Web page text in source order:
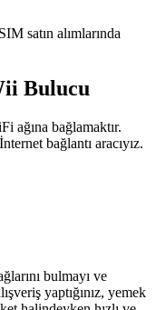
satın alımlarında
Bulucu
ağına bağlamaktır.
bağlantı aracıyız.
bulmayı ve
yaptığınız, yemek